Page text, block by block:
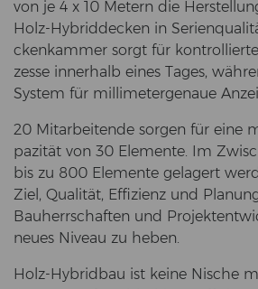
von je 4 x 10 Me­tern die
Holz-​Hybriddecken in
cken­kam­mer sorgt für
zes­se in­ner­halb eines Tages,
System für mil­li­me­ter­ge­naue
20 Mit­ar­bei­ten­de sor­gen für eine
pa­zi­tät von 30 Ele­men­te. Im
bis zu 800 Ele­men­te ge­la­gert
Ziel, Qua­li­tät, Ef­fi­zi­enz und
Bau­herr­schaf­ten und
neues Ni­veau zu heben.
Holz-​Hybridbau ist keine Ni­sche